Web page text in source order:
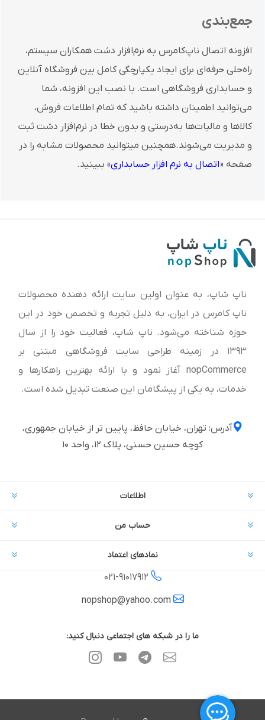
جمع‌بندی
افزونه اتصال ناپ‌کامرس به نرم‌افزار دشت همکاران سیستم،
راه‌حلی حرفه‌ای برای ایجاد یکپارچگی کامل بین فروشگاه آنلاین
و حسابداری فروشگاهی است. با نصب این افزونه، شما
می‌توانید اطمینان داشته باشید که تمام اطلاعات فروش،
کالاها و مالیات‌ها به‌درستی و بدون خطا در نرم‌افزار دشت ثبت
و مدیریت می‌شوند.همچنین میتوانید محصولات مشابه را در
صفحه «اتصال به نرم افزار حسابداری» ببینید.
ناپ شاپ، به عنوان اولین سایت ارائه‌ دهنده محصولات
ناپ کامرس در ایران، به دلیل تجربه و تخصص خود در این
حوزه شناخته می‌شود. ناپ شاپ، فعالیت خود را از سال
1393 در زمینه طراحی سایت فروشگاهی مبتنی بر
nopCommerce آغاز نمود و با ارائه بهترین راهکارها و
خدمات، به یکی از پیشگامان این صنعت تبدیل شده است.
آدرس: تهران، خیابان حافظ، پایین تر از خیابان جمهوری،
کوچه حسین حسنی، پلاک ۱۲، واحد ۱۰
اطلاعات
حساب من
نمادهای اعتماد
021-91017912
ما را در شبکه های اجتماعی دنبال کنید: